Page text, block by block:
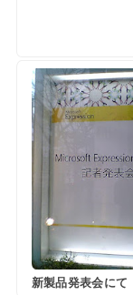
新製品発表会にて